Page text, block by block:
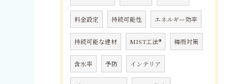
料金設定 持続可能性 エネルギー効率
持続可能な建材 MIST工法® 梅雨対策
含水率 予防 インテリア